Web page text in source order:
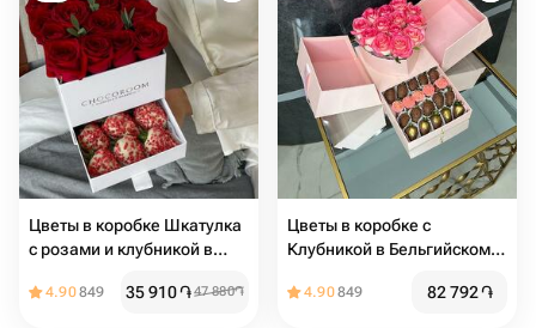
Цветы в коробке Шкатулка
с розами и клубникой в
4.90849 35 910֏47 880֏
Цветы в коробке с
Клубникой в Бельгийском
Сюрприз»
4.90849 82 792֏